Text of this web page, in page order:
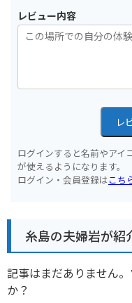
レビュー内容
レ
ログインすると名前やアイ
が使えるようになります。
ログイン・会員登録はこち
糸島の夫婦岩が紹
記事はまだありません
か？